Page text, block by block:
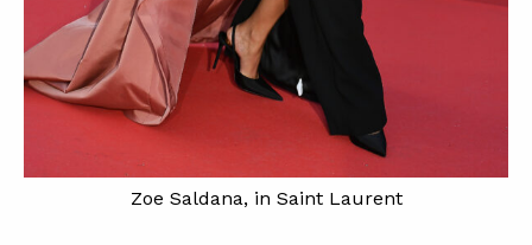
Zoe Saldana, in Saint Laurent